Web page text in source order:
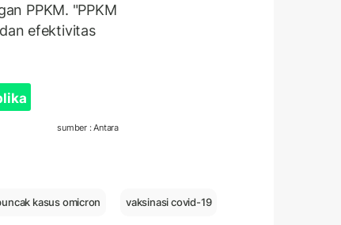
PPKM. "PPKM
efektivitas
sumber : Antara
kasus omicron vaksinasi covid-19